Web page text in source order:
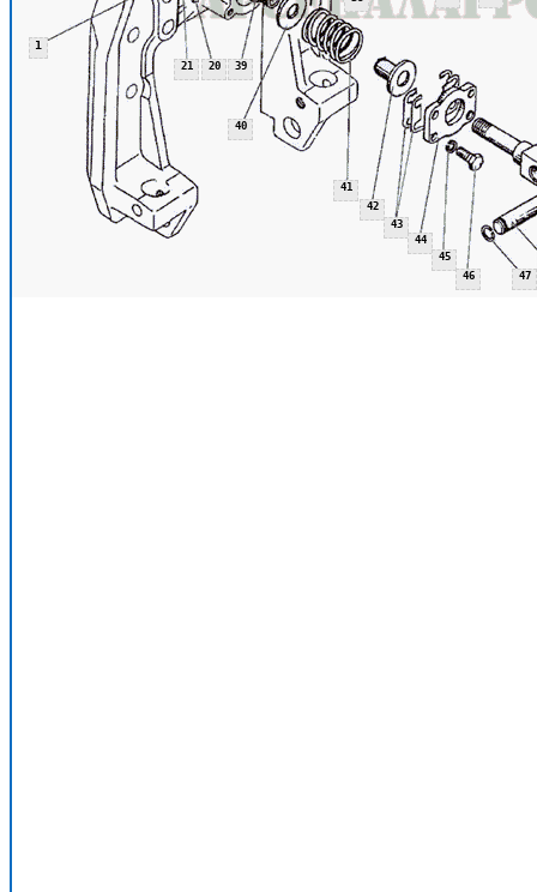
1
20
21 39
40
41
42
43
44
45
46
47